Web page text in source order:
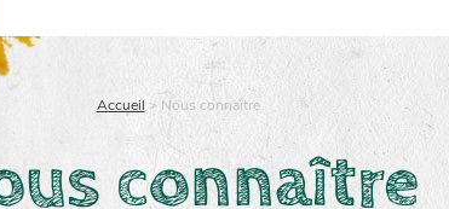
Accueil > Nous connaître
connaître